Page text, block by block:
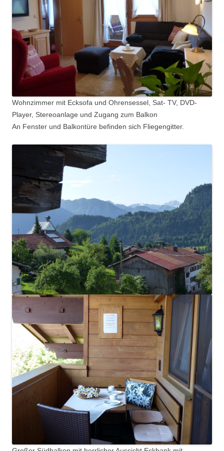
Wohnzimmer mit Ecksofa und Ohrensessel, Sat- TV, DVD-
Player, Stereoanlage und Zugang zum Balkon
An Fenster und Balkontüre befinden sich Fliegengitter.